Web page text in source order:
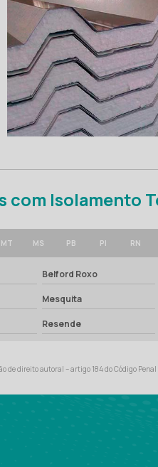
com Isolamento
MT MS PB PI RN
Belford Roxo
Mesquita
Resende
de direito autoral – artigo 184 do Código Penal